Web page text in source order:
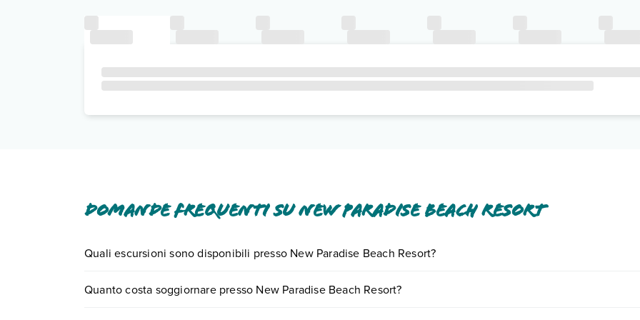
Domande frequenti su New Paradise Beach Resort
Quali escursioni sono disponibili presso New Paradise Beach Resort?
numero 0721.17231 oprenotando un appuntamento.
Quanto costa soggiornare presso New Paradise Beach Resort?